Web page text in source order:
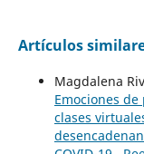
Artículos
Magdalena
Emociones
clases